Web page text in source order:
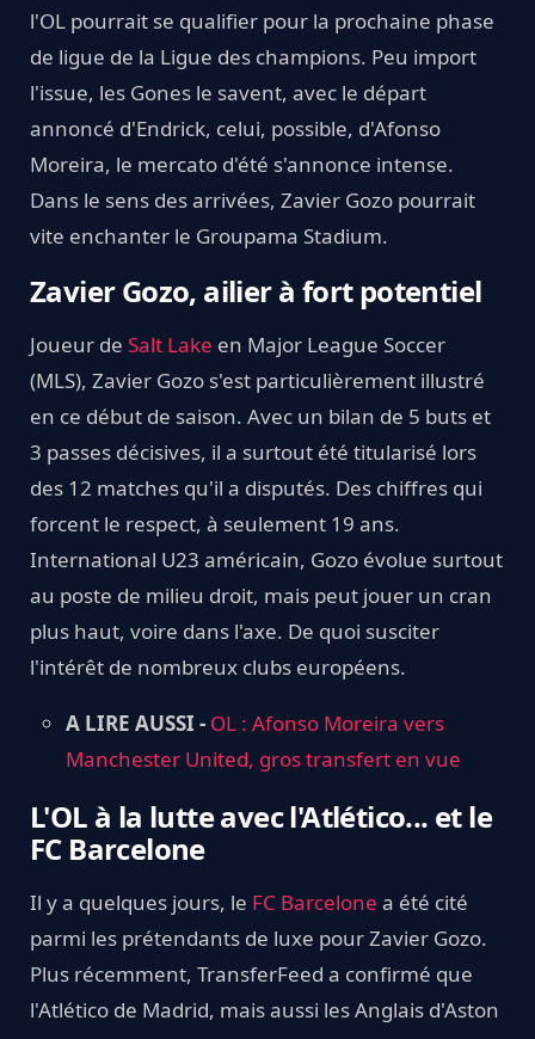
l'OL pourrait se qualifier pour la prochaine phase
de ligue de la Ligue des champions. Peu import
l'issue, les Gones le savent, avec le départ
annoncé d'Endrick, celui, possible, d'Afonso
Moreira, le mercato d'été s'annonce intense.
Dans le sens des arrivées, Zavier Gozo pourrait
vite enchanter le Groupama Stadium.
Zavier Gozo, ailier à fort potentiel
Joueur de Salt Lake en Major League Soccer
(MLS), Zavier Gozo s'est particulièrement illustré
en ce début de saison. Avec un bilan de 5 buts et
3 passes décisives, il a surtout été titularisé lors
des 12 matches qu'il a disputés. Des chiffres qui
forcent le respect, à seulement 19 ans.
International U23 américain, Gozo évolue surtout
au poste de milieu droit, mais peut jouer un cran
plus haut, voire dans l'axe. De quoi susciter
l'intérêt de nombreux clubs européens.
A LIRE AUSSI - OL : Afonso Moreira vers
Manchester United, gros transfert en vue
L'OL à la lutte avec l'Atlético... et le
FC Barcelone
Il y a quelques jours, le FC Barcelone a été cité
parmi les prétendants de luxe pour Zavier Gozo.
Plus récemment, TransferFeed a confirmé que
l'Atlético de Madrid, mais aussi les Anglais d'Aston